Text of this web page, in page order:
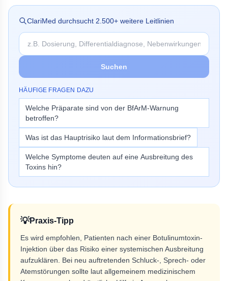
ClariMed durchsucht 2.500+ weitere Leitlinien
Suchen
HÄUFIGE FRAGEN DAZU
Welche Präparate sind von der BfArM-Warnung
betroffen?
Was ist das Hauptrisiko laut dem Informationsbrief?
Welche Symptome deuten auf eine Ausbreitung des
Toxins hin?
💡Praxis-Tipp
Es wird empfohlen, Patienten nach einer Botulinumtoxin-
Injektion über das Risiko einer systemischen Ausbreitung
aufzuklären. Bei neu auftretenden Schluck-, Sprech- oder
Atemstörungen sollte laut allgemeinem medizinischem